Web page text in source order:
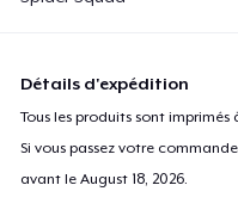
Détails d'expédition
Tous les produits sont
Si vous passez votre
avant leAugust 18, 2026.